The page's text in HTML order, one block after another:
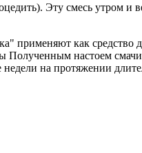
Эту смесь утром и
применяют как средство
Полученным настоем
на протяжении